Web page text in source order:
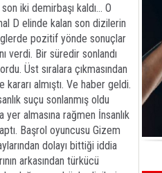
iki demirbaşı kaldı… O
D elinde kalan son dizilerin
pozitif yönde sonuçlar
verdi. Bir süredir sonlandı
Üst sıralara çıkmasından
almıştı. Ve haber geldi.
suçu sonlanmış oldu
almasına rağmen İnsanlık
Başrol oyuncusu Gizem
dolayı bittiği iddia
arkasından türkücü